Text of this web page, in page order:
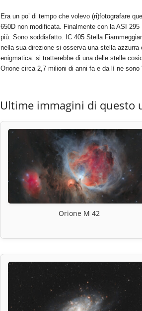
Era un po’ di tempo che volevo (ri)fotografare
650D non modificata. Finalmente con la ASI
più. Sono soddisfatto. IC 405 Stella
nella sua direzione si osserva una stella
enigmatica: si tratterebbe di una delle stelle
Orione circa 2,7 milioni di anni fa e da lì ne
Ultime immagini di questo
Orione M 42